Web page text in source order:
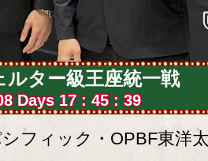
ルター級王座統一戦
Days 17 : 45 : 37
フィック・OPBF東洋